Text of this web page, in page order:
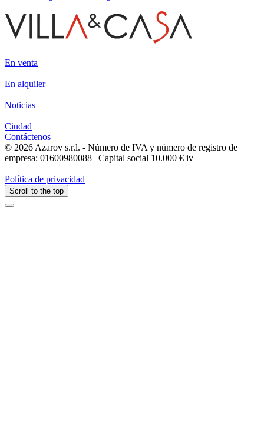
En venta
En alquiler
Noticias
Ciudad
Contáctenos
© 2026 Azarov s.r.l. - Número de IVA y número de registro de
empresa: 01600980088 | Capital social 10.000 € iv
Política de privacidad
Scroll to the top